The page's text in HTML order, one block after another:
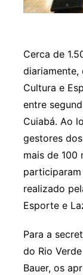
Cerca de
diariamente,
Cultura e
entre
Cuiabá. Ao
gestores
mais de 100
realizado
Esporte e
Para a
do Rio
Bauer, os